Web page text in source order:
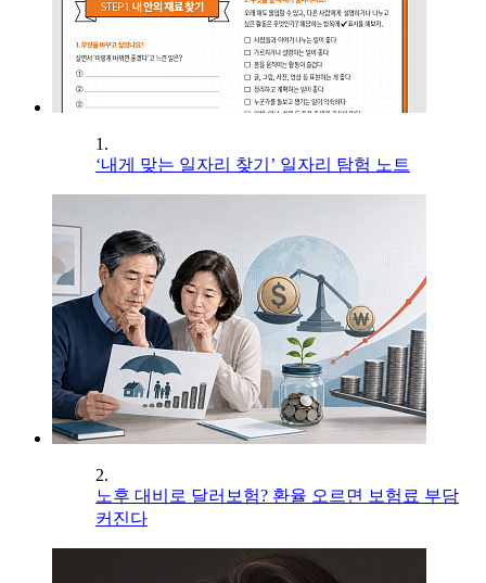
1.
‘내게 맞는 일자리 찾기’ 일자리 탐험 노트
2.
노후 대비로 달러보험? 환율 오르면 보험료 부담
커진다